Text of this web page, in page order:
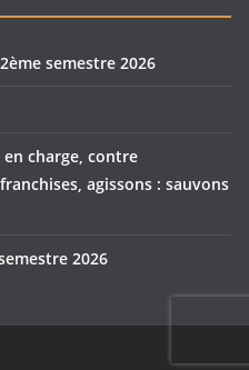
semestre 2026
charge, contre
agissons : sauvons
2026